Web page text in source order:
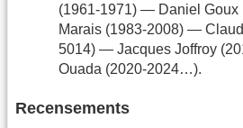
(1961-1971) — Daniel
Marais (1983-2008) —
5014) — Jacques Joffroy
Ouada (2020-2024…).
Recensements